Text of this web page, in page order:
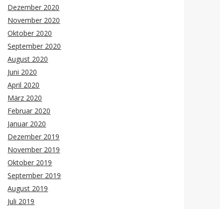
Dezember 2020
November 2020
Oktober 2020
September 2020
August 2020
Juni 2020
April 2020
März 2020
Februar 2020
Januar 2020
Dezember 2019
November 2019
Oktober 2019
September 2019
August 2019
Juli 2019